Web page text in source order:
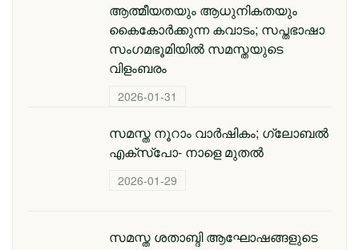
ആത്മീയതയും ആധുനികതയും
കൈകോർക്കുന്ന കവാടം; സപ്തഭാഷാ
സംഗമഭൂമിയിൽ സമസ്തയുടെ
വിളംബരം
2026-01-31
സമസ്ത നൂറാം വാർഷികം; ഗ്ലോബല്‍
എക്‌സ്‌പോ- നാളെ മുതൽ
2026-01-29
സമസ്ത ശതാബ്ദി ആഘോഷങ്ങളുടെ